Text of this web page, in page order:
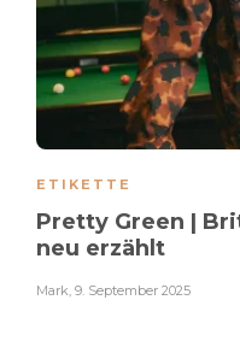
ETIKETTE
Pretty Green |
neu erzählt
Mark 9. September 2025